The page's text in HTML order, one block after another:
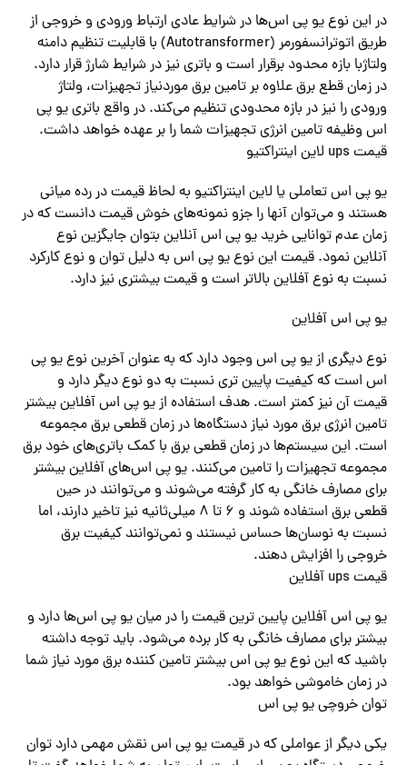
در این نوع یو پی اس‌ها در شرایط عادی ارتباط ورودی و خروجی از
طریق اتوترانسفورمر (Autotransformer) با قابلیت تنظیم دامنه
ولتاژبا بازه محدود برقرار است و باتری نیز در شرایط شارژ قرار دارد.
در زمان قطع برق علاوه بر تامین برق موردنیاز تجهیزات، ولتاژ
ورودی را نیز در بازه محدودی تنظیم می‌کند. در واقع باتری یو پی
اس وظیفه تامین انرژی تجهیزات شما را بر عهده خواهد داشت.
قیمت ups لاین اینتراکتیو
یو پی اس تعاملی یا لاین اینتراکتیو به لحاظ قیمت در رده میانی
هستند و می‌توان آنها را جزو نمونه‌های خوش قیمت دانست که در
زمان عدم توانایی خرید یو پی اس آنلاین بتوان جایگزین نوع
آنلاین نمود. قیمت این نوع یو پی اس به دلیل توان و نوع کارکرد
نسبت به نوع آفلاین بالاتر است و قیمت بیشتری نیز دارد.
یو پی اس آفلاین
نوع دیگری از یو پی اس وجود دارد که به عنوان آخرین نوع یو پی
اس است که کیفیت پایین تری نسبت به دو نوع دیگر دارد و
قیمت آن نیز کمتر است. هدف استفاده از یو پی اس آفلاین بیشتر
تامین انرژی برق مورد نیاز دستگاه‌ها در زمان قطعی برق مجموعه
است. این سیستم‌ها در زمان قطعی برق با کمک باتری‌های خود برق
مجموعه تجهیزات را تامین می‌کنند. یو پی اس‌های آفلاین بیشتر
برای مصارف خانگی به کار گرفته می‌شوند و می‌توانند در حین
قطعی برق استفاده ‌شوند و ۶ تا ۸ میلی‌ثانیه نیز تاخیر دارند، اما
نسبت به نوسان‌ها حساس نیستند و نمی‌توانند کیفیت برق
خروجی را افزایش دهند.
قیمت ups آفلاین
یو پی اس آفلاین پایین ترین قیمت را در میان یو پی اس‌ها دارد و
بیشتر برای مصارف خانگی به کار برده می‌شود. باید توجه داشته
باشید که این نوع یو پی اس بیشتر تامین کننده برق مورد نیاز شما
در زمان خاموشی خواهد بود.
توان خروچی یو پی اس
یکی دیگر از عواملی که در قیمت یو پی اس نقش مهمی دارد توان